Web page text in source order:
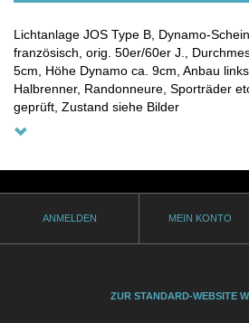
Lichtanlage JOS Type B, Dynamo-
französisch, orig. 50er/60er J.,
5cm, Höhe Dynamo ca. 9cm, Anbau
Halbrenner, Randonneure, Sporträder
geprüft, Zustand siehe Bilder
ANMELDEN MEIN KONTO
ZUR STANDARD-WEBSITE